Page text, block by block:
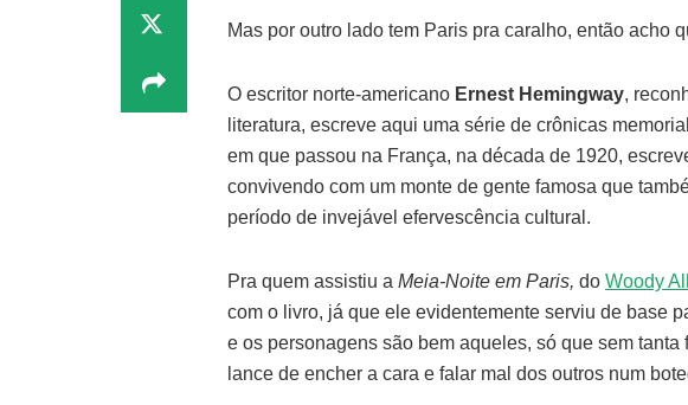
Mas por outro lado tem Paris pra caralho, então acho
O escritor norte-americano Ernest Hemingway,
literatura, escreve aqui uma série de crônicas
em que passou na França, na década de 1920,
convivendo com um monte de gente famosa que
período de invejável efervescência cultural.
Pra quem assistiu a Meia-Noite em Paris, do Woody
com o livro, já que ele evidentemente serviu de base
e os personagens são bem aqueles, só que sem
lance de encher a cara e falar mal dos outros num